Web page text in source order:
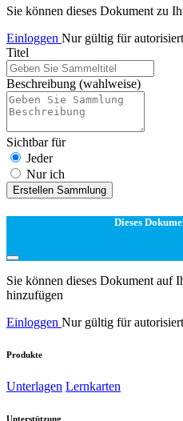
Sie können dieses Dokument zu
Einloggen Nur gültig für
Titel
Beschreibung (wahlweise)
Sichtbar für
Jeder
Nur ich
Erstellen Sammlung
Dieses
Sie können dieses Dokument auf
hinzufügen
Einloggen Nur gültig für
Produkte
Unterlagen Lernkarten
Unterstützung